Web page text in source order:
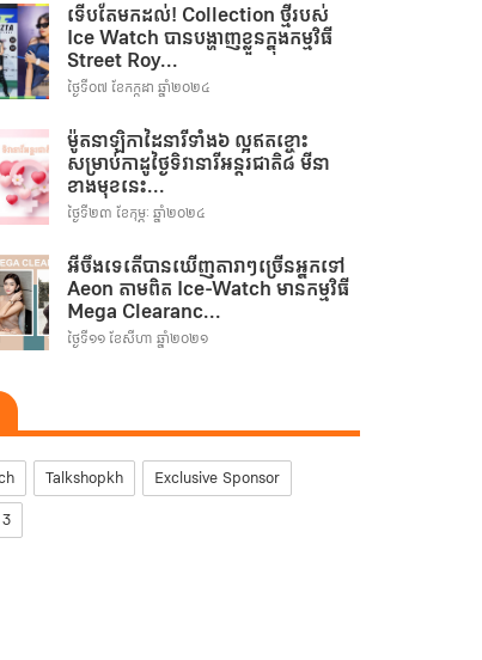
ទើបតែមកដល់! Collection ថ្មីរបស់
Ice Watch បានបង្ហាញខ្លួនក្នុងកម្មវិធី
Street Roy...
ថ្ងៃទី០៧ ខែកក្កដា ឆ្នាំ២០២៤
ម៉ូតនាឡិកាដៃនារីទាំង៦ ល្អឥតខ្ចោះ
សម្រាប់កាដូថ្ងៃទិវានារីអន្តរជាតិ៨ មីនា
ខាងមុខនេះ...
ថ្ងៃទី២៣ ខែកុម្ភៈ ឆ្នាំ២០២៤
អីចឹងទេតើបានឃើញតារាៗច្រើនអ្នកទៅ
Aeon តាមពិត Ice-Watch មានកម្មវិធី
Mega Clearanc...
ថ្ងៃទី១១ ខែសីហា ឆ្នាំ២០២១
Talkshopkh
Exclusive Sponsor